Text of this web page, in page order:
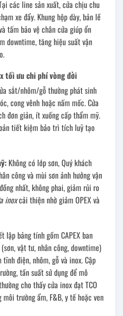
các line sản xuất, cửa chịu chu
xe đẩy. Khung hộp dày, bản lề
tấm bảo vệ chân cửa giúp ổn
downtime, tăng hiệu suất vận
tối ưu chi phí vòng đời
sắt/nhôm/gỗ thường phát sinh
cong vênh hoặc nấm mốc. Cửa
đơn giản, ít xuống cấp thẩm mỹ.
tiết kiệm bảo trì tích luỹ tạo
Không có lớp sơn, Quý khách
công và mùi sơn ảnh hưởng vận
nhất, không phai, giảm rủi ro
inoxcải thiện nhờ giảm OPEX và
lập bảng tính gồm CAPEX ban
vật tư, nhân công, downtime)
điện, nhôm, gỗ và inox. Cập
tần suất sử dụng để mô
cho thấy cửa inox đạt TCO
trường ẩm, F&B, y tế hoặc ven